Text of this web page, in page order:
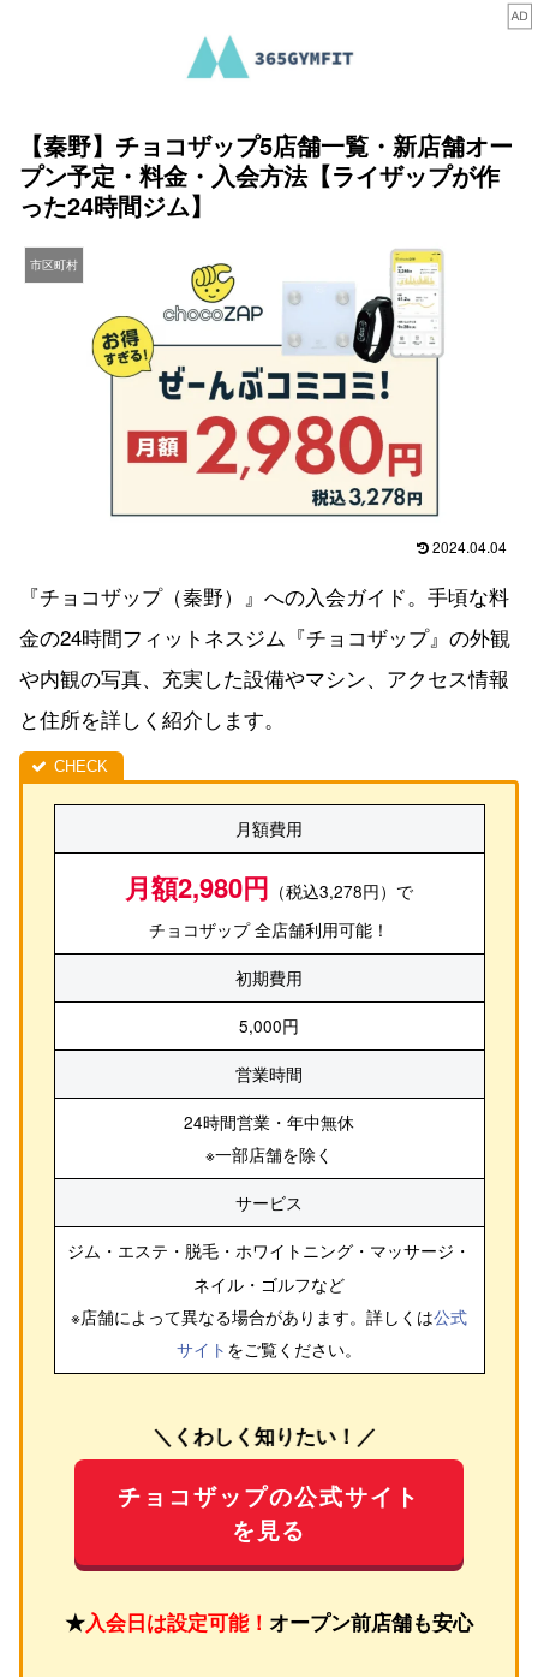
【秦野】チョコザップ5店舗一覧・新店舗オー
プン予定・料金・入会方法【ライザップが作
った24時間ジム】
市区町村
2024.04.04
『チョコザップ（秦野）』への入会ガイド。手頃な料
金の24時間フィットネスジム『チョコザップ』の外観
や内観の写真、充実した設備やマシン、アクセス情報
と住所を詳しく紹介します。
月額費用
月額2,980円 （税込3,278円）で
チョコザップ 全店舗利用可能！
初期費用
5,000円
営業時間
24時間営業・年中無休
※一部店舗を除く
サービス
ジム・エステ・脱毛・ホワイトニング・マッサージ・
ネイル・ゴルフなど
※店舗によって異なる場合があります。詳しくは公式
サイト をご覧ください。
＼くわしく知りたい！／
チョコザップの公式サイト
を見る
★入会日は設定可能！ オープン前店舗も安心